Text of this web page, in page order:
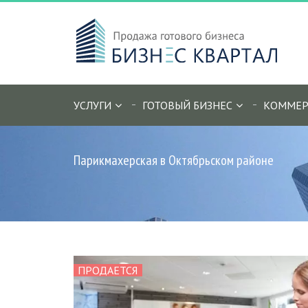
УСЛУГИ ГОТОВЫЙ БИЗНЕС
Парикмахерская в Октябрьском районе
ПРОДАЕТСЯ